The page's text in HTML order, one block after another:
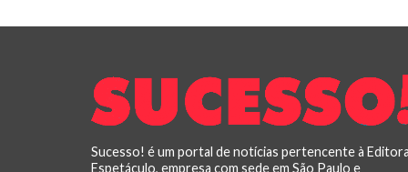
Sucesso! é um portal de notícias pertencente à
Espetáculo, empresa com sede em São Paulo e